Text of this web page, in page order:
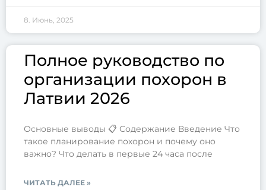
8. Июнь, 2025
Полное руководство по
организации похорон в
Латвии 2026
Основные выводы 📋 Содержание Введение Что
такое планирование похорон и почему оно
важно? Что делать в первые 24 часа после
ЧИТАТЬ ДАЛЕЕ »